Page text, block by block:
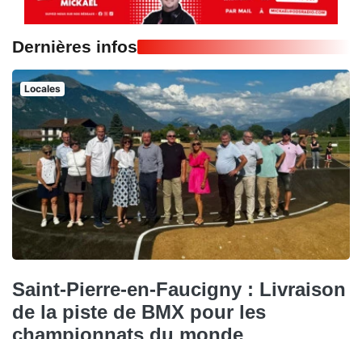
Dernières infos
Locales
Saint-Pierre-en-Faucigny : Livraison
de la piste de BMX pour les